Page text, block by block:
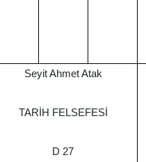
Seyit Ahmet Atak
TARİH FELSEFESİ
D 27